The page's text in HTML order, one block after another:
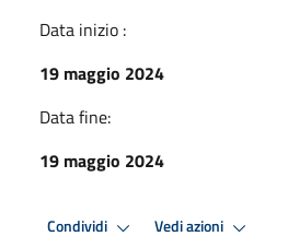
Data inizio :
19 maggio 2024
Data fine:
19 maggio 2024
Condividi Vedi azioni